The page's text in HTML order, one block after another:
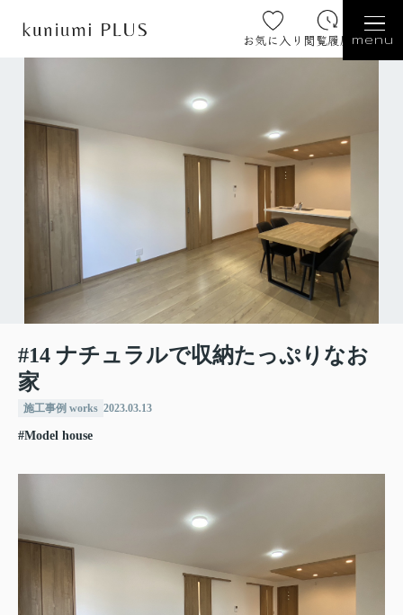
お気に入り 閲覧履歴 menu
#14 ナチュラルで収納たっぷりなお
家
施工事例 works 2023.03.13
#Model house